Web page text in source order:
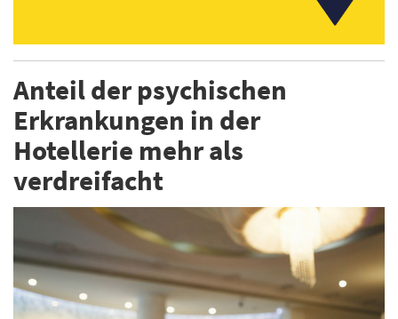
Anteil der psychischen
Erkrankungen in der
Hotellerie mehr als
verdreifacht